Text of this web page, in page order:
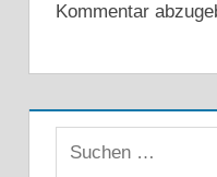
Kommentar